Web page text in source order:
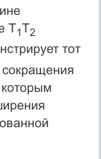
T1Т2
тот
сокращения